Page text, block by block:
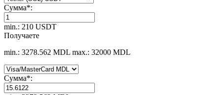
Сумма*:
min.: 210 USDT
Получаете
min.: 3278.562 MDL max.: 32000 MDL
Сумма*: